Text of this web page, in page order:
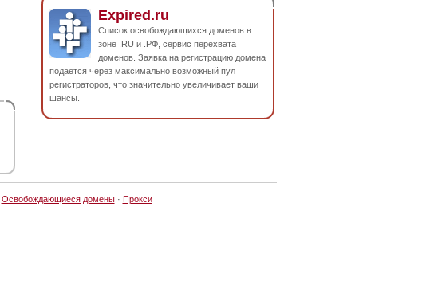
Expired.ru
Список освобождающихся доменов в
зоне .RU и .РФ, сервис перехвата
доменов. Заявка на регистрацию домена
подается через максимально возможный пул
регистраторов, что значительно увеличивает ваши
шансы.
Освобождающиеся домены· Прокси